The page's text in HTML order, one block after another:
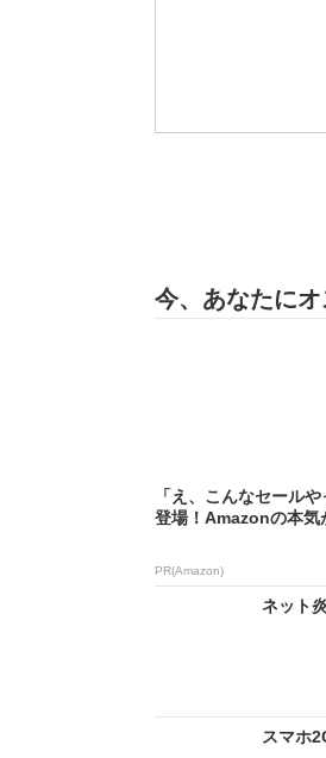
今、あなたにオ
「え、こんなセール
登場！Amazonの本気
PR(Amazon)
ネット
スマホ